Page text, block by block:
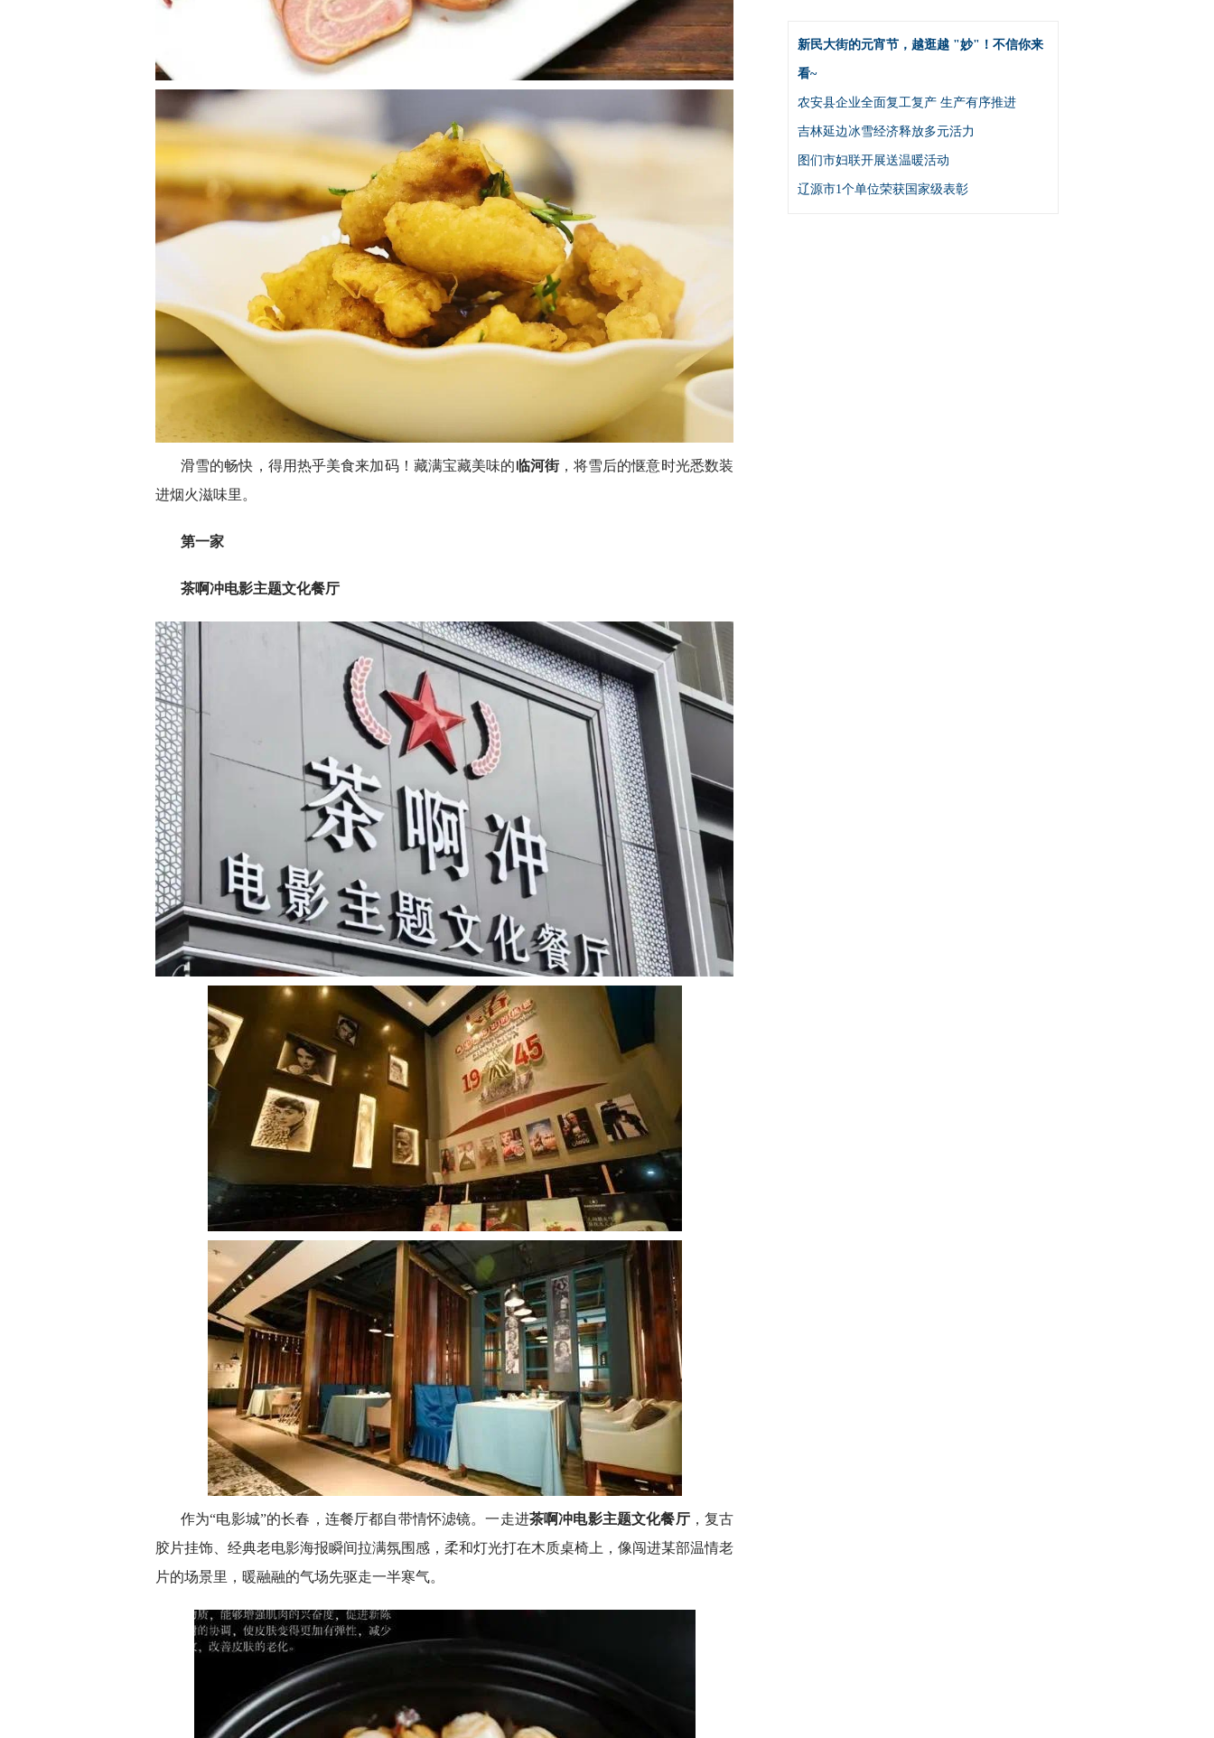
滑雪的畅快，得用热乎美食来加码！藏满宝藏美味的临河街，将雪后的惬意时光悉数装
进烟火滋味里。
第一家
茶啊冲电影主题文化餐厅
作为“电影城”的长春，连餐厅都自带情怀滤镜。一走进茶啊冲电影主题文化餐厅，复古
胶片挂饰、经典老电影海报瞬间拉满氛围感，柔和灯光打在木质桌椅上，像闯进某部温情老
片的场景里，暖融融的气场先驱走一半寒气。
新民大街的元宵节，越逛越 "妙"！不信你来
看~
农安县企业全面复工复产 生产有序推进
吉林延边冰雪经济释放多元活力
图们市妇联开展送温暖活动
辽源市1个单位荣获国家级表彰